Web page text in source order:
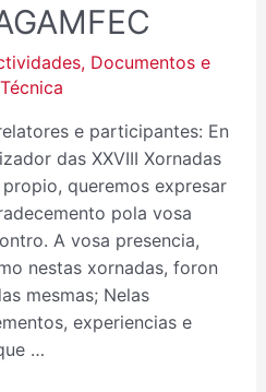
, Documentos e
e participantes: En
das XXVIII Xornadas
queremos expresar
pola vosa
A vosa presencia,
nestas xornadas, foron
mesmas; Nelas
experiencias e
…